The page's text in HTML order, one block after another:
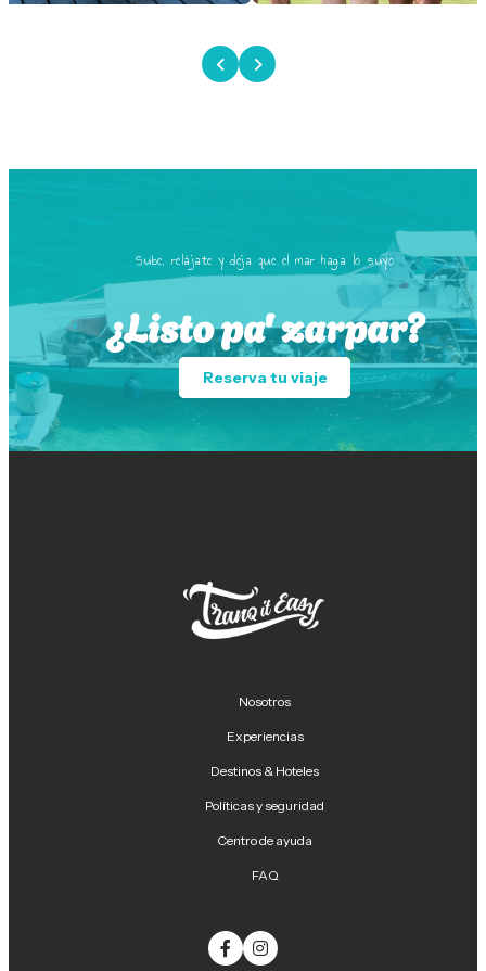
Sube, relájate y deja que el mar haga lo suyo
¿Listo pa' zarpar?
Reserva tu viaje
Nosotros
Experiencias
Destinos & Hoteles
Políticas y seguridad
Centro de ayuda
FAQ